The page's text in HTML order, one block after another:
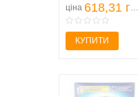
Powerball 3 в 1
390г
ціна 618,31 грн
КУПИТИ